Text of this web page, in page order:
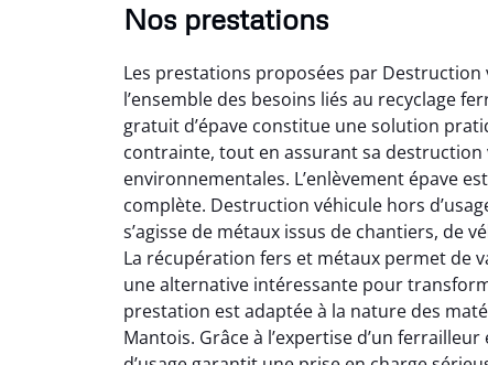
Nos prestations
Les prestations proposées par Destruction
l’ensemble des besoins liés au recyclage
gratuit d’épave constitue une solution
contrainte, tout en assurant sa destruction
environnementales. L’enlèvement épave
complète. Destruction véhicule hors
s’agisse de métaux issus de chantiers, de
La récupération fers et métaux permet de
une alternative intéressante pour
prestation est adaptée à la nature des
Mantois. Grâce à l’expertise d’un
Le